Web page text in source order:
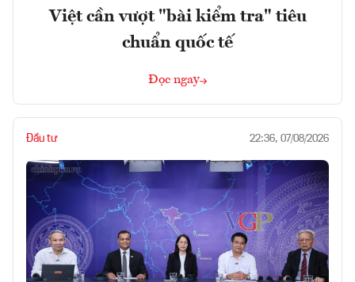
Việt cần vượt "bài kiểm tra" tiêu
chuẩn quốc tế
Đọc ngay
Đầu tư 22:36, 07/08/2026